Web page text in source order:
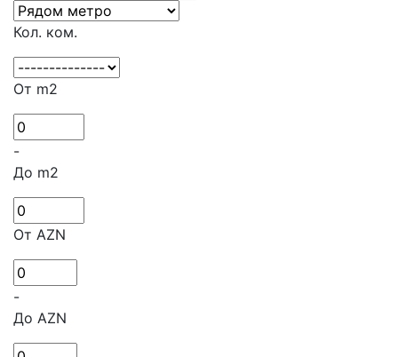
Кол. ком.
От m2
-
До m2
От AZN
-
До AZN